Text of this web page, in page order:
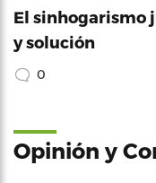
El sinhogarismo
y solución
0
Opinión y